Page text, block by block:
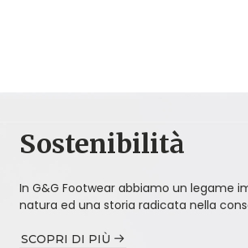
Sostenibilità
In G&G Footwear abbiamo un legame
natura ed una storia radicata nella
SCOPRI DI PIÙ